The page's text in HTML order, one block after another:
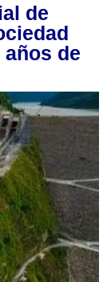
de
de